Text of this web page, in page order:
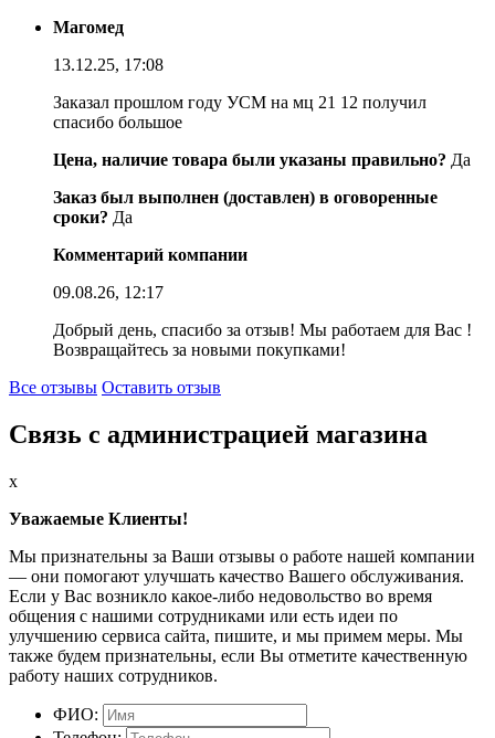
Магомед
13.12.25, 17:08
Заказал прошлом году УСМ на мц 21 12 получил
спасибо большое
Цена, наличие товара были указаны правильно? Да
Заказ был выполнен (доставлен) в оговоренные
сроки? Да
Комментарий компании
09.08.26, 12:17
Добрый день, спасибо за отзыв! Мы работаем для Вас !
Возвращайтесь за новыми покупками!
Все отзывы Оставить отзыв
Связь с администрацией магазина
x
Уважаемые Клиенты!
Мы признательны за Ваши отзывы о работе нашей компании
— они помогают улучшать качество Вашего обслуживания.
Если у Вас возникло какое-либо недовольство во время
общения с нашими сотрудниками или есть идеи по
улучшению сервиса сайта, пишите, и мы примем меры. Мы
также будем признательны, если Вы отметите качественную
работу наших сотрудников.
ФИО: